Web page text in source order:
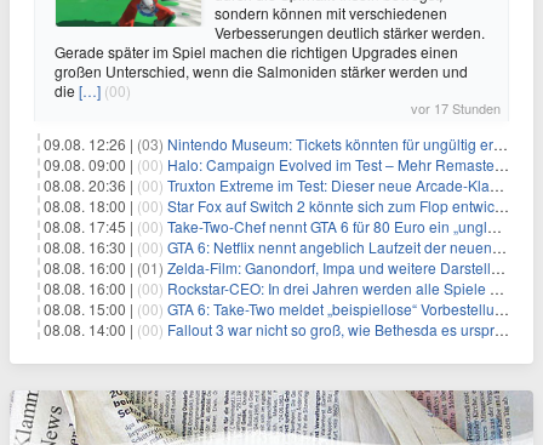
sondern können mit verschiedenen
Verbesserungen deutlich stärker werden.
Gerade später im Spiel machen die richtigen Upgrades einen
großen Unterschied, wenn die Salmoniden stärker werden und
die […] (00)
vor 17 Stunden
09.08. 12:26 | (03) Nintendo Museum: Tickets könnten für ungültig erklärt werden!
09.08. 09:00 | (00) Halo: Campaign Evolved im Test – Mehr Remaster als Remake
08.08. 20:36 | (00) Truxton Extreme im Test: Dieser neue Arcade-Klassiker verzeiht dir gar nichts
08.08. 18:00 | (00) Star Fox auf Switch 2 könnte sich zum Flop entwickeln
08.08. 17:45 | (00) Take-Two-Chef nennt GTA 6 für 80 Euro ein „unglaubliches Schnäppchen“
08.08. 16:30 | (00) GTA 6: Netflix nennt angeblich Laufzeit der neuen Gameplay-Präsentation
08.08. 16:00 | (01) Zelda-Film: Ganondorf, Impa und weitere Darsteller sollen feststehen
08.08. 16:00 | (00) Rockstar-CEO: In drei Jahren werden alle Spiele gestreamt
08.08. 15:00 | (00) GTA 6: Take-Two meldet „beispiellose“ Vorbestellungen – und nennt sie im selben Atemzug unkalkulierbar
08.08. 14:00 | (00) Fallout 3 war nicht so groß, wie Bethesda es ursprünglich wollte